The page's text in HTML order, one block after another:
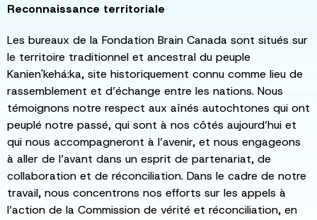
Reconnaissance territoriale
Les bureaux de la Fondation Brain Canada sont situés sur
le territoire traditionnel et ancestral du peuple
Kanien'kehá:ka, site historiquement connu comme lieu de
rassemblement et d’échange entre les nations. Nous
témoignons notre respect aux aînés autochtones qui ont
peuplé notre passé, qui sont à nos côtés aujourd’hui et
qui nous accompagneront à l’avenir, et nous engageons
à aller de l’avant dans un esprit de partenariat, de
collaboration et de réconciliation. Dans le cadre de notre
travail, nous concentrons nos efforts sur les appels à
l’action de la Commission de vérité et réconciliation, en